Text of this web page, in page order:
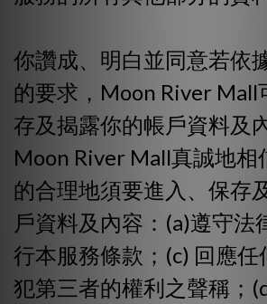
你讚成、明白並同意若依
的要求，Moon River Mall
存及揭露你的帳戶資料及
Moon River Mall真誠地相
的合理地須要進入、保存
戶資料及內容：(a)遵守法
行本服務條款；(c) 回應任
犯第三者的權利之聲稱；